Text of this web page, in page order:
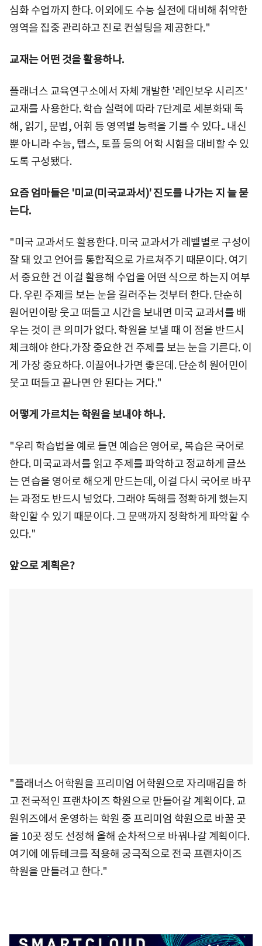
심화 수업까지 한다. 이외에도 수능 실전에 대비해 취약한
영역을 집중 관리하고 진로 컨설팅을 제공한다."
교재는 어떤 것을 활용하나.
플래너스 교육연구소에서 자체 개발한 '레인보우 시리즈'
교재를 사용한다. 학습 실력에 따라 7단계로 세분화돼 독
해, 읽기, 문법, 어휘 등 영역별 능력을 기를 수 있다.. 내신
뿐 아니라 수능, 텝스, 토플 등의 어학 시험을 대비할 수 있
도록 구성됐다.
요즘 엄마들은 '미교(미국교과서)' 진도를 나가는 지 늘 묻
는다.
"미국 교과서도 활용한다. 미국 교과서가 레벨별로 구성이
잘 돼 있고 언어를 통합적으로 가르쳐주기 때문이다. 여기
서 중요한 건 이걸 활용해 수업을 어떤 식으로 하는지 여부
다. 우린 주제를 보는 눈을 길러주는 것부터 한다. 단순히
원어민이랑 웃고 떠들고 시간을 보내면 미국 교과서를 배
우는 것이 큰 의미가 없다. 학원을 보낼 때 이 점을 반드시
체크해야 한다.가장 중요한 건 주제를 보는 눈을 기른다. 이
게 가장 중요하다. 이끌어나가면 좋은데. 단순히 원어민이
웃고 떠들고 끝나면 안 된다는 거다."
어떻게 가르치는 학원을 보내야 하나.
"우리 학습법을 예로 들면 예습은 영어로, 복습은 국어로
한다. 미국교과서를 읽고 주제를 파악하고 정교하게 글쓰
는 연습을 영어로 해오게 만드는데, 이걸 다시 국어로 바꾸
는 과정도 반드시 넣었다. 그래야 독해를 정확하게 했는지
확인할 수 있기 때문이다. 그 문맥까지 정확하게 파악할 수
있다."
앞으로 계획은?
"플래너스 어학원을 프리미엄 어학원으로 자리매김을 하
고 전국적인 프랜차이즈 학원으로 만들어갈 계획이다. 교
원위즈에서 운영하는 학원 중 프리미엄 학원으로 바꿀 곳
을 10곳 정도 선정해 올해 순차적으로 바꿔나갈 계획이다.
여기에 에듀테크를 적용해 궁극적으로 전국 프랜차이즈
학원을 만들려고 한다."